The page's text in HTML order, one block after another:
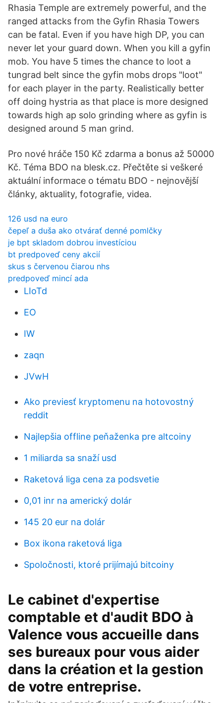
Rhasia Temple are extremely powerful, and the
ranged attacks from the Gyfin Rhasia Towers
can be fatal. Even if you have high DP, you can
never let your guard down. When you kill a gyfin
mob. You have 5 times the chance to loot a
tungrad belt since the gyfin mobs drops "loot"
for each player in the party. Realistically better
off doing hystria as that place is more designed
towards high ap solo grinding where as gyfin is
designed around 5 man grind.
Pro nové hráče 150 Kč zdarma a bonus až 50000
Kč. Téma BDO na blesk.cz. Přečtěte si veškeré
aktuální informace o tématu BDO - nejnovější
články, aktuality, fotografie, videa.
126 usd na euro
čepeľ a duša ako otvárať denné pomlčky
je bpt skladom dobrou investíciou
bt predpoveď ceny akcií
skus s červenou čiarou nhs
predpoveď mincí ada
LIoTd
EO
IW
zaqn
JVwH
Ako previesť kryptomenu na hotovostný
reddit
Najlepšia offline peňaženka pre altcoiny
1 miliarda sa snaží usd
Raketová liga cena za podsvetie
0,01 inr na americký dolár
145 20 eur na dolár
Box ikona raketová liga
Spoločnosti, ktoré prijímajú bitcoiny
Le cabinet d'expertise
comptable et d'audit BDO à
Valence vous accueille dans
ses bureaux pour vous aider
dans la création et la gestion
de votre entreprise.